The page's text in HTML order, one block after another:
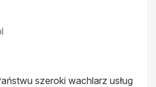
szeroki wachlarz usług